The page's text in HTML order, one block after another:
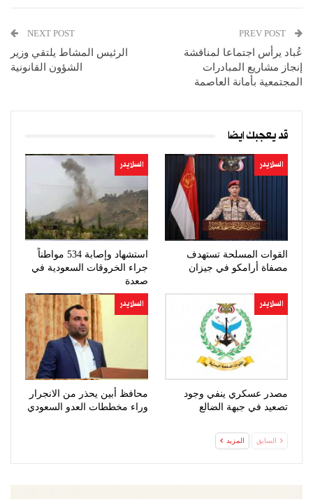
عُباد يرأس اجتماعا لمناقشة
إنجاز مشاريع المبادرات
المجتمعية بأمانة العاصمة
NEXT POST
الرئيس المشاط يلتقي وزير
الشؤون القانونية
قد يعجبك ايضا
السلايدر
القوات المسلحة تستهدف
مصفاة أرامكو في جيزان
السلايدر
استشهاد وإصابة 534 مواطناً
جراء الخروقات السعودية في
صعدة
السلايدر
مصدر عسكري ينفي وجود
تصعيد في جبهة الضالع
السلايدر
محافظ أبين يحذر من الانجرار
وراء مخططات العدو السعودي
السابق المزيد